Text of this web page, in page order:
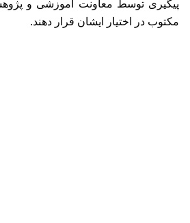
پیگیری توسط معاونت آموزشی و
مکتوب در اختیار ایشان قرار دهند.